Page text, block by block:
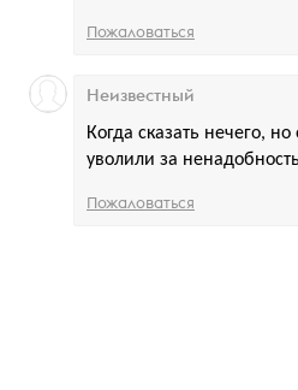
Пожаловаться
Когда сказать нечего,
уволили за
Неизвестный
Пожаловаться